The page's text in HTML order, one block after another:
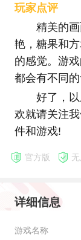
玩家点评
精美的
艳，糖果和
的感觉。游
都会有不同
好了，
欢就请关注
件和游戏!
官方版
详细信息
游戏名称